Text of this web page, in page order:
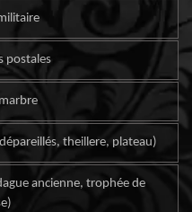
postales
theillere, plateau)
ancienne, trophée de